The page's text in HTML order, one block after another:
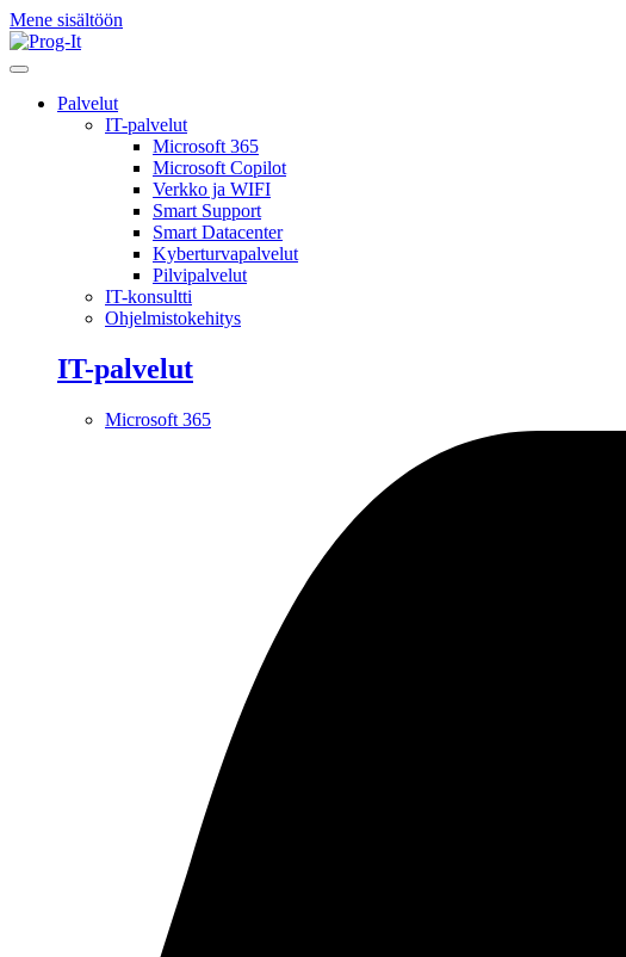
Mene sisältöön
Palvelut
IT-palvelut
Microsoft 365
Microsoft Copilot
Verkko ja WIFI
Smart Support
Smart Datacenter
Kyberturvapalvelut
Pilvipalvelut
IT-konsultti
Ohjelmistokehitys
IT-palvelut
Microsoft 365